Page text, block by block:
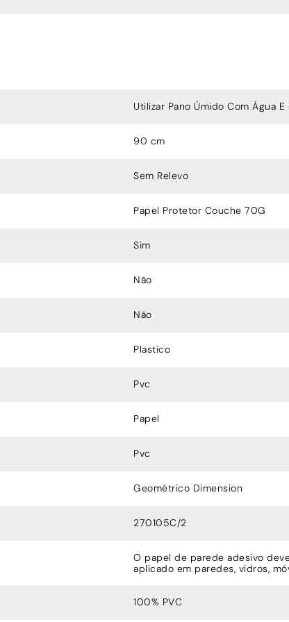
Utilizar Pano Úmido Com Água
90 cm
Sem Relevo
Papel Protetor Couche 70G
Sim
Não
Não
Plastico
Pvc
Papel
Pvc
Geométrico Dimension
270105C/2
O papel de parede adesivo
aplicado em paredes, vidros,
100% PVC